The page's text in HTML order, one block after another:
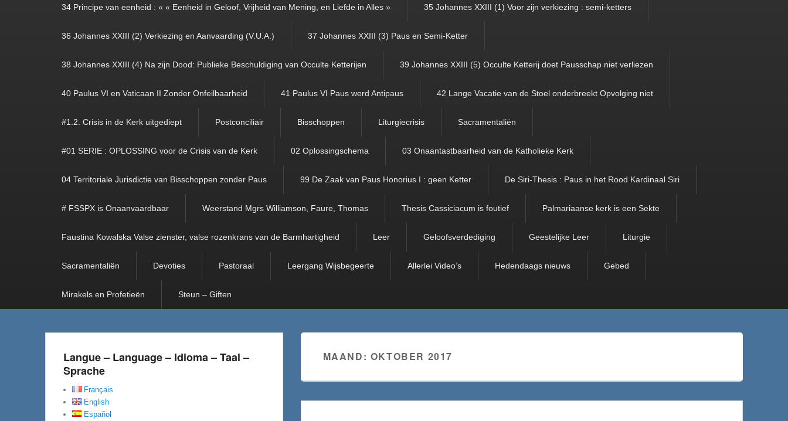
34 Principe van eenheid : « « Eenheid in Geloof, Vrijheid van Mening, en Liefde in Alles » 35 Johannes XXIII (1) Voor zijn verkiezing : semi-ketters
36 Johannes XXIII (2) Verkiezing en Aanvaarding (V.U.A.) 37 Johannes XXIII (3) Paus en Semi-Ketter
38 Johannes XXIII (4) Na zijn Dood: Publieke Beschuldiging van Occulte Ketterijen 39 Johannes XXIII (5) Occulte Ketterij doet Pausschap niet verliezen
40 Paulus VI en Vaticaan II Zonder Onfeilbaarheid 41 Paulus VI Paus werd Antipaus 42 Lange Vacatie van de Stoel onderbreekt Opvolging niet
#1.2. Crisis in de Kerk uitgediept Postconciliair Bisschoppen Liturgiecrisis Sacramentaliën
#01 SERIE : OPLOSSING voor de Crisis van de Kerk 02 Oplossingschema 03 Onaantastbaarheid van de Katholieke Kerk
04 Territoriale Jurisdictie van Bisschoppen zonder Paus 99 De Zaak van Paus Honorius I : geen Ketter De Siri-Thesis : Paus in het Rood Kardinaal Siri
# FSSPX is Onaanvaardbaar Weerstand Mgrs Williamson, Faure, Thomas Thesis Cassiciacum is foutief Palmariaanse kerk is een Sekte
Faustina Kowalska Valse zienster, valse rozenkrans van de Barmhartigheid Leer Geloofsverdediging Geestelijke Leer Liturgie
Sacramentaliën Devoties Pastoraal Leergang Wijsbegeerte Allerlei Video’s Hedendaags nieuws Gebed
Mirakels en Profetieën Steun – Giften
MAAND: OKTOBER 2017
Langue – Language – Idioma – Taal –
Sprache
Français
English
Español